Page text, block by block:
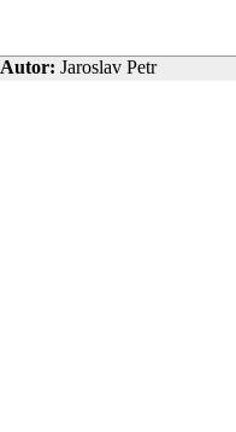
Autor: Jaroslav Petr